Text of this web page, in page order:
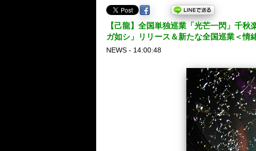
【己龍】全国単独巡業「光芒一閃」千
ガ如シ」リリース＆新たな全国巡業＜情
NEWS - 14:00:48